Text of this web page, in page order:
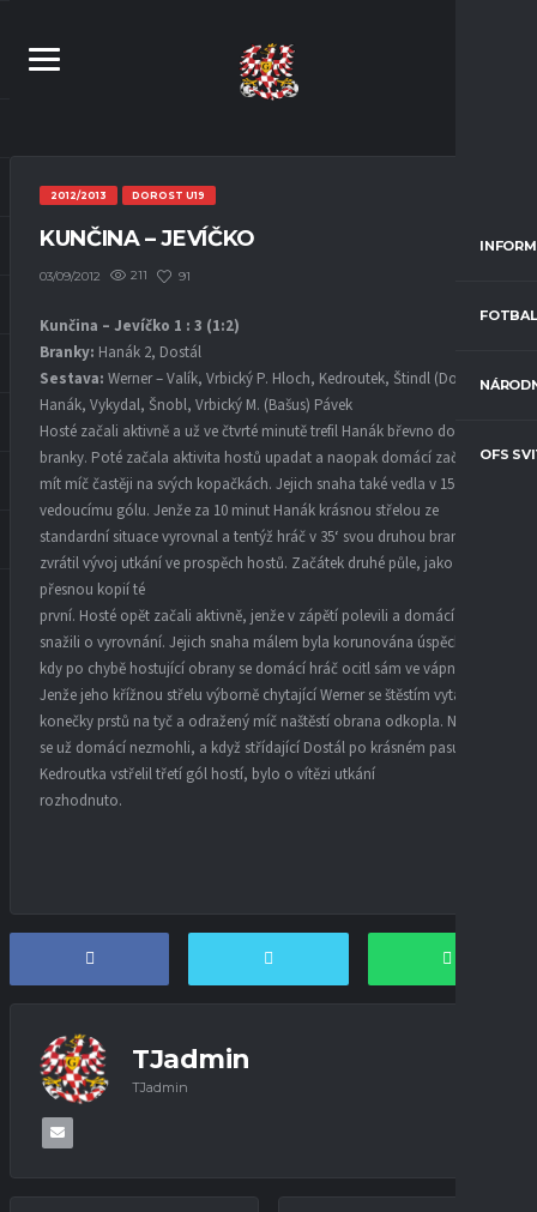
OFS
2012/2013 DOROST U19
KUNČINA – JEVÍČKO
03/09/2012 211 91
Kunčina – Jevíčko 1 : 3 (1:2)
Branky: Hanák 2, Dostál
Sestava: Werner – Valík, Vrbický P. Hloch, Kedroutek, Štindl (Dostál),
Hanák, Vykydal, Šnobl, Vrbický M. (Bašus) Pávek
Hosté začali aktivně a už ve čtvrté minutě trefil Hanák břevno domácí
branky. Poté začala aktivita hostů upadat a naopak domácí začali
mít míč častěji na svých kopačkách. Jejich snaha také vedla v 15‘ k
vedoucímu gólu. Jenže za 10 minut Hanák krásnou střelou ze
standardní situace vyrovnal a tentýž hráč v 35‘ svou druhou brankou
zvrátil vývoj utkání ve prospěch hostů. Začátek druhé půle, jako by byl
přesnou kopií té
první. Hosté opět začali aktivně, jenže v zápětí polevili a domácí se
snažili o vyrovnání. Jejich snaha málem byla korunována úspěchem,
kdy po chybě hostující obrany se domácí hráč ocitl sám ve vápně.
Jenže jeho křížnou střelu výborně chytající Werner se štěstím vytáhl
konečky prstů na tyč a odražený míč naštěstí obrana odkopla. Na víc
se už domácí nezmohli, a když střídající Dostál po krásném pasu od
Kedroutka vstřelil třetí gól hostí, bylo o vítězi utkání
rozhodnuto.
TJadmin
TJadmin